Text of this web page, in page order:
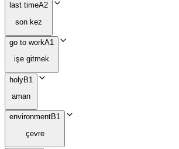
last timeA2
son kez
go to workA1
işe gitmek
holyB1
aman
environmentB1
çevre